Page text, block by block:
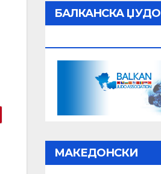
БАЛКАНСКА ЏУДО
МАКЕДОНСКИ